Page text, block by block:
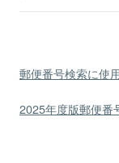
郵便番号検索に使
2025年度版郵便番